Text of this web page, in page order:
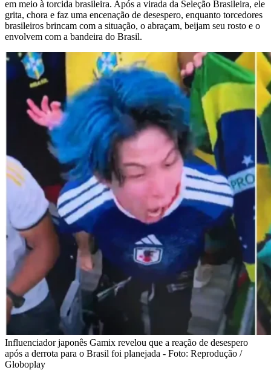
em meio à torcida brasileira. Após a virada da Seleção Brasileira, ele
grita, chora e faz uma encenação de desespero, enquanto torcedores
brasileiros brincam com a situação, o abraçam, beijam seu rosto e o
envolvem com a bandeira do Brasil.
Influenciador japonês Gamix revelou que a reação de desespero
após a derrota para o Brasil foi planejada - Foto: Reprodução /
Globoplay